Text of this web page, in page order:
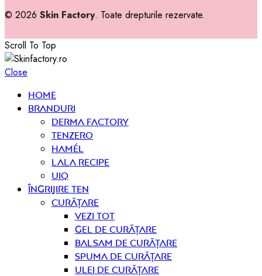
© 2026 Skin Factory. Toate drepturile rezervate.
Scroll To Top
Close
Home
Branduri
Derma Factory
Tenzero
Hamél
Lala Recipe
UIQ
Îngrijire ten
curățare
Vezi tot
Gel de curățare
Balsam de curățare
Spuma de curățare
Ulei de curățare